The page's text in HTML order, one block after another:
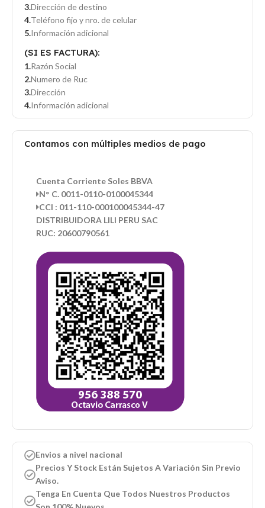
Dirección de destino
Teléfono fijo y nro. de celular
Información adicional
(SI ES FACTURA):
Razón Social
Numero de Ruc
Dirección
Información adicional
Contamos con múltiples medios de pago
Cuenta Corriente Soles BBVA
N° C. 0011-0110-0100045344
CCI : 011-110-000100045344-47
DISTRIBUIDORA LILI PERU SAC
RUC: 20600790561
Envios a nivel nacional
Precios Y Stock Están Sujetos A Variación Sin Previo
Aviso.
Tenga En Cuenta Que Todos Nuestros Productos